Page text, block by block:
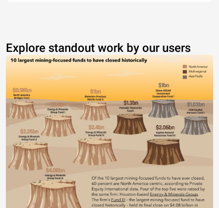
Explore standout work by our users